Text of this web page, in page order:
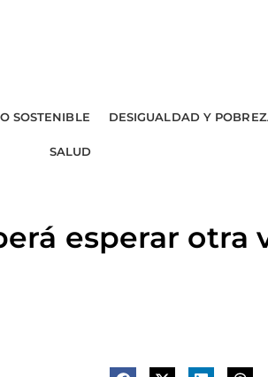
SOSTENIBLE DESIGUALDAD Y
SALUD
esperar otra